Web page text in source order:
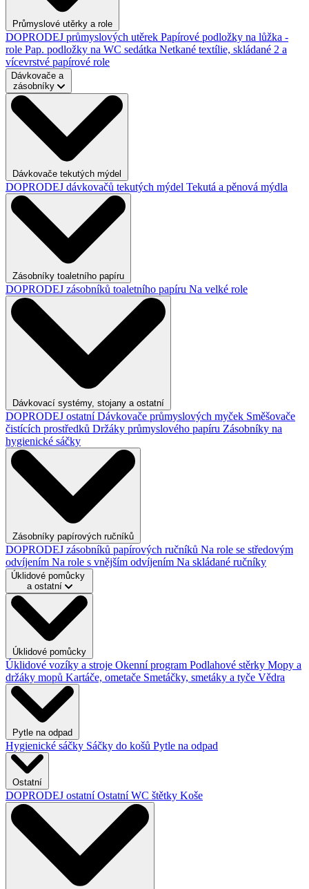
Průmyslové utěrky a role
DOPRODEJ průmyslových utěrek Papírové podložky na lůžka -
role Pap. podložky na WC sedátka Netkané textílie, skládané 2 a
vícevrstvé papírové role
Dávkovače a
zásobníky
Dávkovače tekutých mýdel
DOPRODEJ dávkovačů tekutých mýdel Tekutá a pěnová mýdla
Zásobníky toaletního papíru
DOPRODEJ zásobníků toaletního papíru Na velké role
Dávkovací systémy, stojany a ostatní
DOPRODEJ ostatníDávkovače průmyslových myček Směšovače
čistících prostředků Držáky průmyslového papíru Zásobníky na
hygienické sáčky
Zásobníky papírových ručníků
DOPRODEJ zásobníků papírových ručníků Na role se středovým
odvíjením Na role s vnějším odvíjením Na skládané ručníky
Úklidové pomůcky
a ostatní
Úklidové pomůcky
Úklidové vozíky a stroje Okenní program Podlahové stěrky Mopy a
držáky mopů Kartáče, ometače Smetáčky, smetáky a tyče Vědra
Pytle na odpad
Hygienické sáčky Sáčky do košů Pytle na odpad
Ostatní
DOPRODEJ ostatníOstatníWC štětky Koše